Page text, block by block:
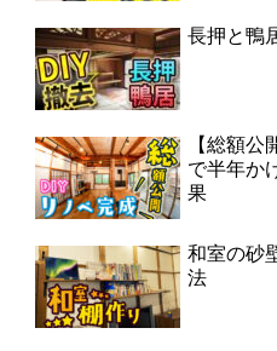
長押と鴨
【総額
で半年か
果
和室の砂
法